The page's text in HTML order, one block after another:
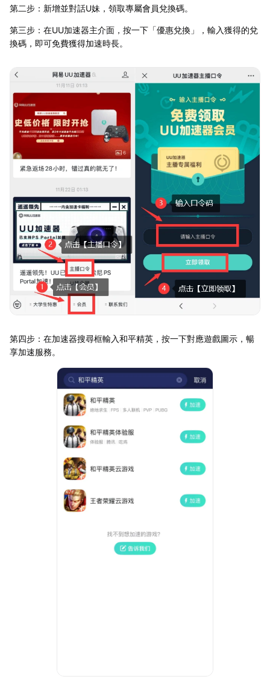
第二步：新增並對話U妹，領取專屬會員兌換碼。
第三步：在UU加速器主介面，按一下「優惠兌換」，輸入獲得的兌
換碼，即可免費獲得加速時長。
第四步：在加速器搜尋框輸入和平精英，按一下對應遊戲圖示，暢
享加速服務。